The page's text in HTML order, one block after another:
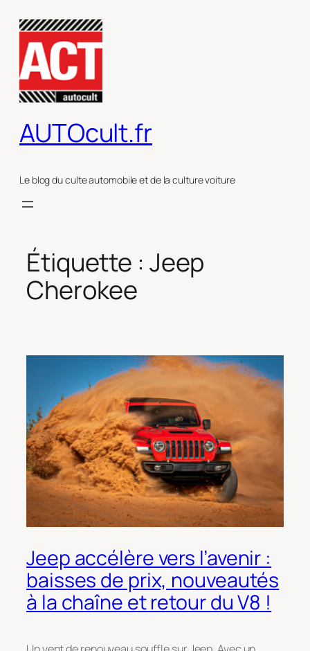
contenu
AUTOcult.fr
Le blog du culte automobile et de la culture voiture
Étiquette : Jeep
Cherokee
Jeep accélère vers l’avenir :
baisses de prix, nouveautés
à la chaîne et retour du V8 !